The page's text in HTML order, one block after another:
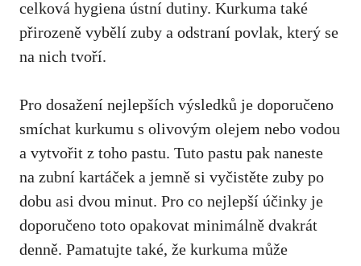
celková hygiena ústní dutiny.‍ Kurkuma také
přirozeně vybělí zuby a odstraní povlak, který​ se
na nich tvoří.
Pro​ dosažení nejlepších výsledků je doporučeno
smíchat kurkumu s olivovým ‌olejem nebo vodou
⁤a vytvořit z toho pastu. Tuto pastu pak naneste
na zubní kartáček a jemně si vyčistěte zuby po
dobu asi dvou minut.​ Pro co nejlepší účinky je
doporučeno toto opakovat minimálně dvakrát
denně. Pamatujte také, že kurkuma může